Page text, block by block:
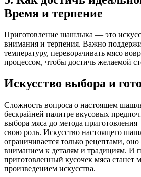
Время и терпение
Приготовление шашлыка — это
внимания и терпения. Важно
температуру, переворачивать мясо
процессом, чтобы достичь желаемой
Искусство выбора и
Сложность вопроса о настоящем
бескрайней палитре вкусовых
выбора мяса до метода
свою роль. Искусство настоящего
ограничивается только рецептами,
вниманием к деталям и традициям. И
приготовленный кусочек мяса станет
произведением искусства.